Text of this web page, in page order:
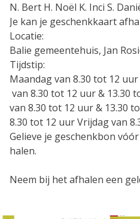
Je kan je geschenkkaart
Locatie:
Balie gemeentehuis, Jan
Tijdstip:
Maandag van 8.30 tot 12
van 8.30 tot 12 uur & 13.30
van 8.30 tot 12 uur & 13.30
8.30 tot 12 uur Vrijdag van
Gelieve je geschenkbon
halen.
Neem bij het afhalen een